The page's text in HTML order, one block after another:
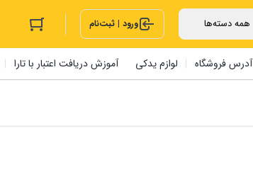
ورود | ثبت‌نام
آدرس فروشگاه لوازم یدکی آموزش دریافت اعتبار با تارا